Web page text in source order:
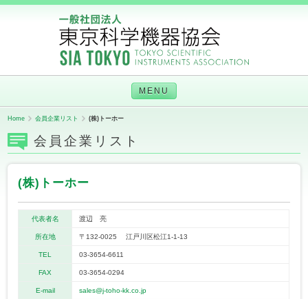
MENU
Home 会員企業リスト (株)トーホー
会員企業リスト
(株)トーホー
代表者名 渡辺 亮
所在地 〒132-0025 江戸川区松江1-1-13
TEL 03-3654-6611
FAX 03-3654-0294
E-mail sales@j-toho-kk.co.jp